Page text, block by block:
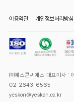
이용약관 개인정보처리방침
㈜예스콘씨에스 대표이사 :
02-2643-6565
yeskon@yeskon.co.kr